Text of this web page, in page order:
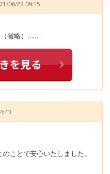
06/23 09:15
省略）………
ことで安心いたしました。